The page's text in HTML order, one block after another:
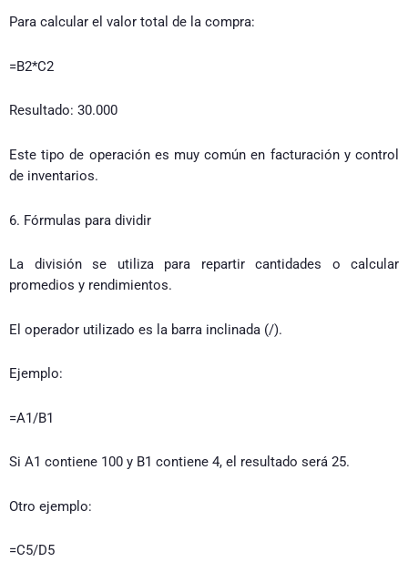
Para calcular el valor total de la compra:
=B2*C2
Resultado: 30.000
Este tipo de operación es muy común en facturación y control
de inventarios.
6. Fórmulas para dividir
La división se utiliza para repartir cantidades o calcular
promedios y rendimientos.
El operador utilizado es la barra inclinada (/).
Ejemplo:
=A1/B1
Si A1 contiene 100 y B1 contiene 4, el resultado será 25.
Otro ejemplo:
=C5/D5